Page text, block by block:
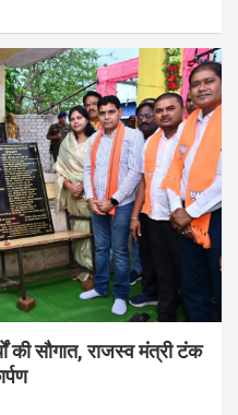
की सौगात, राजस्व मंत्री टंक